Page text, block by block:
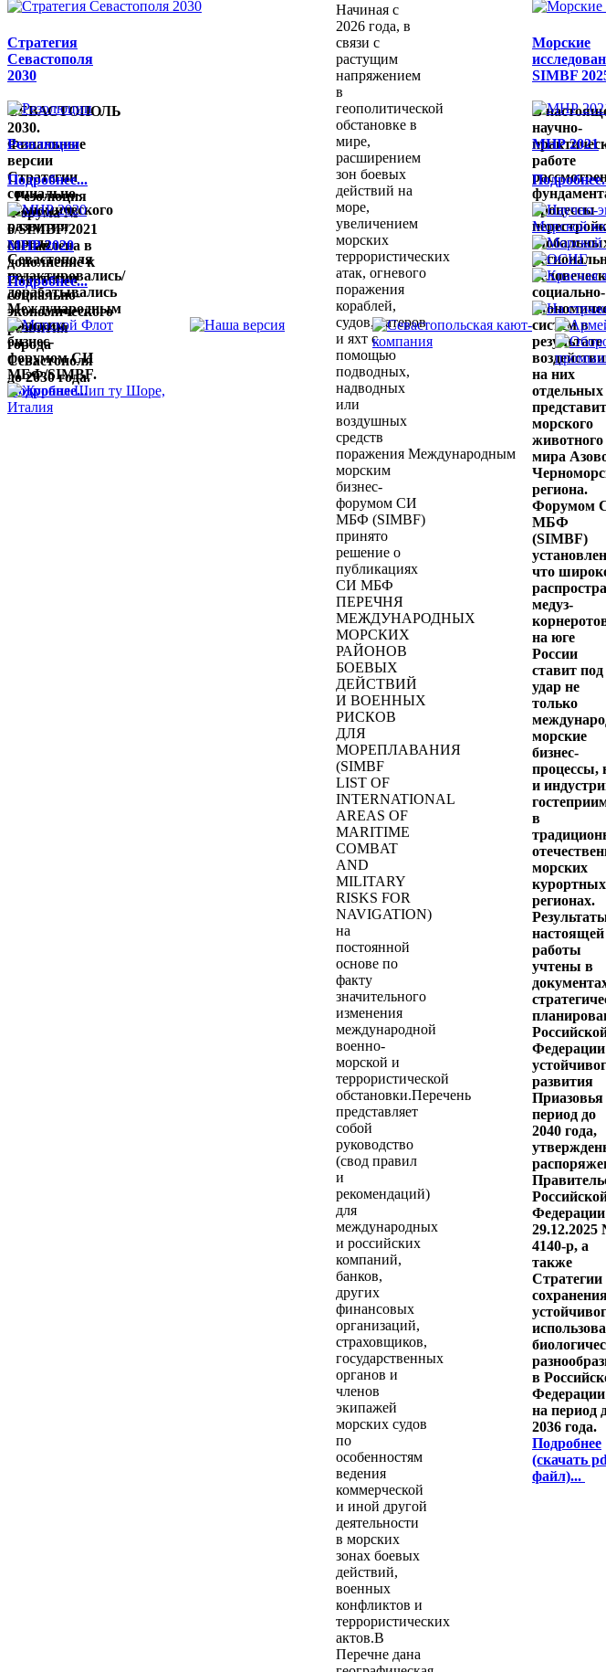
Начиная с
2026 года, в
связи с
растущим
напряжением
в
геополитической
обстановке в
мире,
расширением
зон боевых
действий на
море,
увеличением
морских
террористических
атак, огневого
поражения
кораблей,
судов, катеров
и яхт с
помощью
подводных,
надводных
или
воздушных
средств
поражения Международным
морским
бизнес-
форумом СИ
МБФ (SIMBF)
принято
решение о
публикациях
СИ МБФ
ПЕРЕЧНЯ
МЕЖДУНАРОДНЫХ
МОРСКИХ
РАЙОНОВ
БОЕВЫХ
ДЕЙСТВИЙ
И ВОЕННЫХ
РИСКОВ
ДЛЯ
МОРЕПЛАВАНИЯ
(SIMBF
LIST OF
INTERNATIONAL
AREAS OF
MARITIME
COMBAT
AND
MILITARY
RISKS FOR
NAVIGATION)
на
постоянной
основе по
факту
значительного
изменения
международной
военно-
морской и
террористической
обстановки.Перечень
представляет
собой
руководство
(свод правил
и
рекомендаций)
для
международных
и российских
компаний,
банков,
других
финансовых
организаций,
страховщиков,
государственных
органов и
членов
экипажей
морских судов
по
особенностям
ведения
коммерческой
и иной другой
деятельности
в морских
зонах боевых
действий,
военных
конфликтов и
террористических
актов.В
Перечне дана
Стратегия
Севастополя
2030
СЕВАСТОПОЛЬ
2030.
Финальные
версии
Стратегии
социально-
экономического
развития
города
Севастополя
редактировались/
дорабатывались
Международным
морским
бизнес-
форумом СИ
МБФ/SIMBF.
Подробнее...
Морские
SIMBF
В
научно-
работе
процессы
социально-
систем в
результате
на них
отдельных
морского
животного
мира
региона.
Форумом
МБФ
(SIMBF)
что
медуз-
на юге
России
ставит под
удар не
только
морские
бизнес-
процессы,
и
в
морских
курортных
регионах.
настоящей
работы
учтены в
развития
Приазовья
период до
2040 года,
29.12.2025
4140-р, а
также
Стратегии
в
Федерации
на период
2036 года.
Подробнее
(скачать
файл)...
Резолюции
Подробнее...
Резолюция
Форума №
6/SIMBF/2021
составлена в
дополнение к
Стратегии
социально-
экономического
развития
города
Севастополя
до 2030 года.
МНР 2021
МНР 2020
Подробнее...